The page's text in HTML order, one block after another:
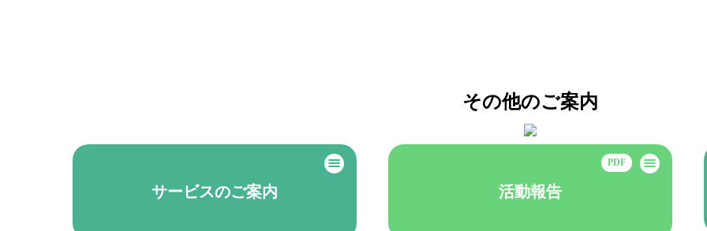
その他のご案内
サービスのご案内 活動報告